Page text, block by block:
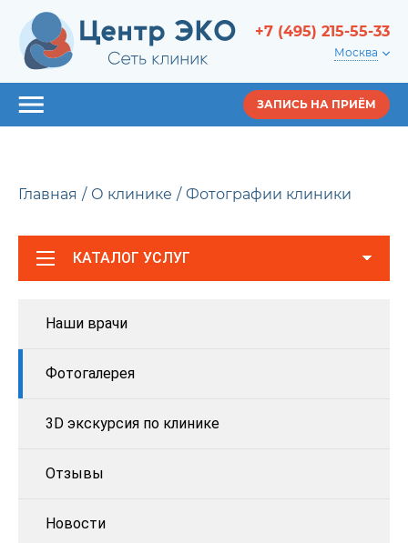
+7 (495) 215-55-33
Москва
ЗАПИСЬ НА ПРИЁМ
Главная О клинике Фотографии клиники
КАТАЛОГ УСЛУГ
Наши врачи
Фотогалерея
3D экскурсия по клинике
Отзывы
Новости